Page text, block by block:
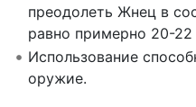
преодолеть Жнец в
равно примерно 20-
Использование
оружие.